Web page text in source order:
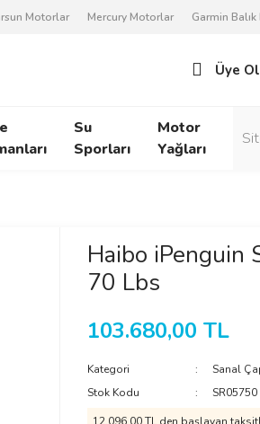
Motorlar Mercury Motorlar Garmin
Üye Ol
Su
Sporları
Motor
Yağları
Haibo iPenguin
70 Lbs
103.680,00 TL
Kategori
Sanal
Stok Kodu
SR05750